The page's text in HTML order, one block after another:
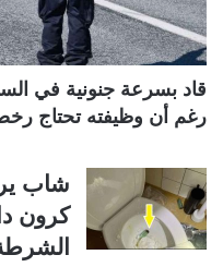
رغم أن وظيفته تحتاج
شاب
كرون